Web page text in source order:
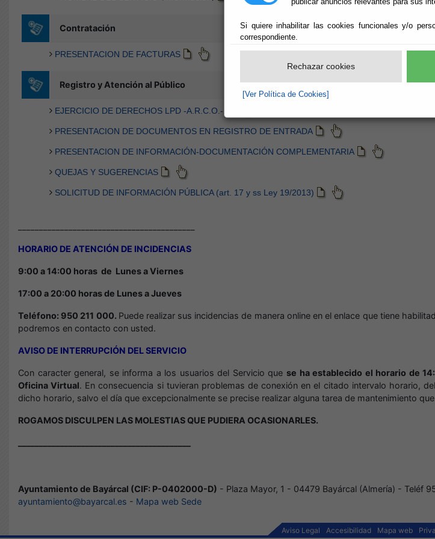
Si quiere inhabilitar las cookies funcionales y/o
correspondiente.
Rechazar cookies
[Ver Política de Cookies]
HORARIO DE ATENCIÓN DE INCIDENCIAS
9:00 a 14:00 horas de Lunes a Viernes
17:00 a 20:00 horas de Lunes a Jueves
Teléfono: 950 211 000. Puede realizar sus incidencias de manera online en el enlace que tiene
podremos en contacto con usted.
AVISO DE INTERRUPCIÓN DEL SERVICIO
Con caracter general, se informa a los usuarios del Servicio que se ha establecido el horario de
Oficina Virtual. En consecuencia si tuvieran problemas de conexión en el citado intervalo horario,
dicho horario, salvo el día que excepcionalmente se precise realizar alguna tarea de mantenimiento
ROGAMOS DISCULPEN LAS MOLESTIAS QUE PUDIERA OCASIONARLES.
Ayuntamiento de Bayárcal (CIF: P-0402000-D) - Plaza Mayor, 1 - 04479 Bayárcal (Almería) - Teléf
ayuntamiento@bayarcal.es - Mapa web Sede
Aviso Legal Accesibilidad Mapa web